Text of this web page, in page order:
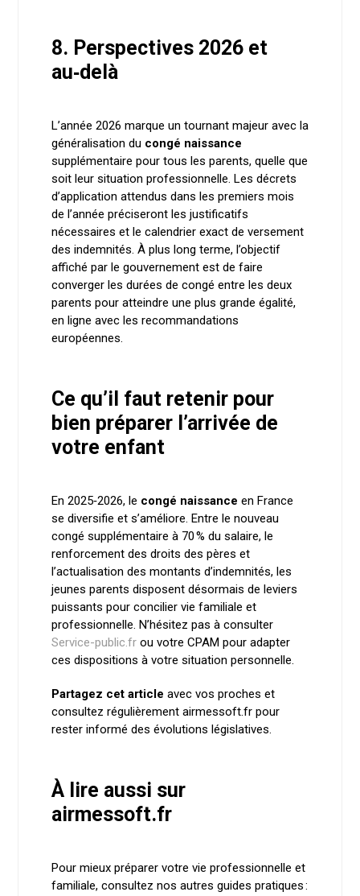
8. Perspectives 2026 et
au‑delà
L’année 2026 marque un tournant majeur avec la
généralisation du congé naissance
supplémentaire pour tous les parents, quelle que
soit leur situation professionnelle. Les décrets
d’application attendus dans les premiers mois
de l’année préciseront les justificatifs
nécessaires et le calendrier exact de versement
des indemnités. À plus long terme, l’objectif
affiché par le gouvernement est de faire
converger les durées de congé entre les deux
parents pour atteindre une plus grande égalité,
en ligne avec les recommandations
européennes.
Ce qu’il faut retenir pour
bien préparer l’arrivée de
votre enfant
En 2025‑2026, le congé naissance en France
se diversifie et s’améliore. Entre le nouveau
congé supplémentaire à 70 % du salaire, le
renforcement des droits des pères et
l’actualisation des montants d’indemnités, les
jeunes parents disposent désormais de leviers
puissants pour concilier vie familiale et
professionnelle. N’hésitez pas à consulter
Service-public.frou votre CPAM pour adapter
ces dispositions à votre situation personnelle.
Partagez cet article avec vos proches et
consultez régulièrement airmessoft.fr pour
rester informé des évolutions législatives.
À lire aussi sur
airmessoft.fr
Pour mieux préparer votre vie professionnelle et
familiale, consultez nos autres guides pratiques :